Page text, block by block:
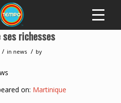
ses richesses
/ in news / by
on: Martinique